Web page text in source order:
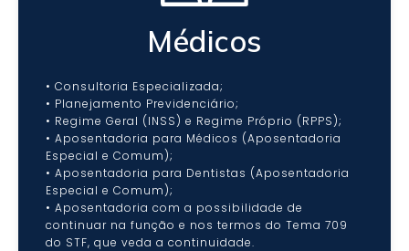
Médicos
• Consultoria Especializada;
• Planejamento Previdenciário;
• Regime Geral (INSS) e Regime Próprio (RPPS);
• Aposentadoria para Médicos (Aposentadoria
Especial e Comum);
• Aposentadoria para Dentistas (Aposentadoria
Especial e Comum);
• Aposentadoria com a possibilidade de
continuar na função e nos termos do Tema 709
do STF, que veda a continuidade.